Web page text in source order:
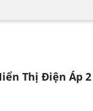
Thị Điện Áp 2